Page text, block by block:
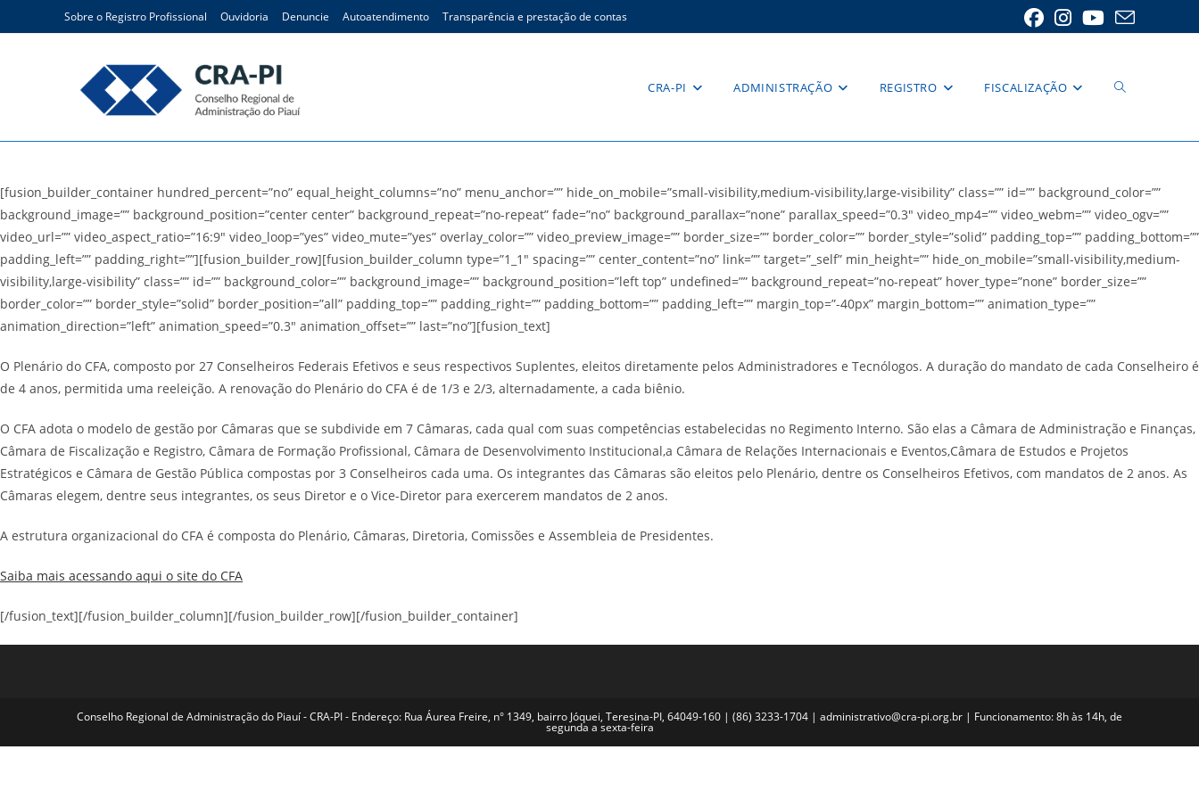
para
Sobre o Registro Profissional Ouvidoria Denuncie Autoatendimento Transparência e prestação de contas
CRA-PI ADMINISTRAÇÃO REGISTRO FISCALIZAÇÃO Alternar
do
[fusion_builder_container hundred_percent=”no” equal_height_columns=”no” menu_anchor=”” hide_on_mobile=”small-visibility,medium-visibility,large-visibility” class=”” id=”” background_color=””
background_image=”” background_position=”center center” background_repeat=”no-repeat” fade=”no” background_parallax=”none” parallax_speed=”0.3″ video_mp4=”” video_webm=”” video_ogv=””
video_url=”” video_aspect_ratio=”16:9″ video_loop=”yes” video_mute=”yes” overlay_color=”” video_preview_image=”” border_size=”” border_color=”” border_style=”solid” padding_top=”” padding_bottom=””
padding_left=”” padding_right=””][fusion_builder_row][fusion_builder_column type=”1_1″ spacing=”” center_content=”no” link=”” target=”_self” min_height=”” hide_on_mobile=”small-visibility,medium-
visibility,large-visibility” class=”” id=”” background_color=”” background_image=”” background_position=”left top” undefined=”” background_repeat=”no-repeat” hover_type=”none” border_size=””
border_color=”” border_style=”solid” border_position=”all” padding_top=”” padding_right=”” padding_bottom=”” padding_left=”” margin_top=”-40px” margin_bottom=”” animation_type=””
animation_direction=”left” animation_speed=”0.3″ animation_offset=”” last=”no”][fusion_text]
O Plenário do CFA, composto por 27 Conselheiros Federais Efetivos e seus respectivos Suplentes, eleitos diretamente pelos Administradores e Tecnólogos. A duração do mandato de cada Conselheiro é
de 4 anos, permitida uma reeleição. A renovação do Plenário do CFA é de 1/3 e 2/3, alternadamente, a cada biênio.
O CFA adota o modelo de gestão por Câmaras que se subdivide em 7 Câmaras, cada qual com suas competências estabelecidas no Regimento Interno. São elas a Câmara de Administração e Finanças,
Câmara de Fiscalização e Registro, Câmara de Formação Profissional, Câmara de Desenvolvimento Institucional,a Câmara de Relações Internacionais e Eventos,Câmara de Estudos e Projetos
Estratégicos e Câmara de Gestão Pública compostas por 3 Conselheiros cada uma. Os integrantes das Câmaras são eleitos pelo Plenário, dentre os Conselheiros Efetivos, com mandatos de 2 anos. As
Câmaras elegem, dentre seus integrantes, os seus Diretor e o Vice-Diretor para exercerem mandatos de 2 anos.
A estrutura organizacional do CFA é composta do Plenário, Câmaras, Diretoria, Comissões e Assembleia de Presidentes.
Saiba mais acessando aqui o site do CFA
[/fusion_text][/fusion_builder_column][/fusion_builder_row][/fusion_builder_container]
Conselho Regional de Administração do Piauí - CRA-PI - Endereço: Rua Áurea Freire, n° 1349, bairro Jóquei, Teresina-PI, 64049-160 | (86) 3233-1704 | administrativo@cra-pi.org.br | Funcionamento: 8h às 14h, de
segunda a sexta-feira